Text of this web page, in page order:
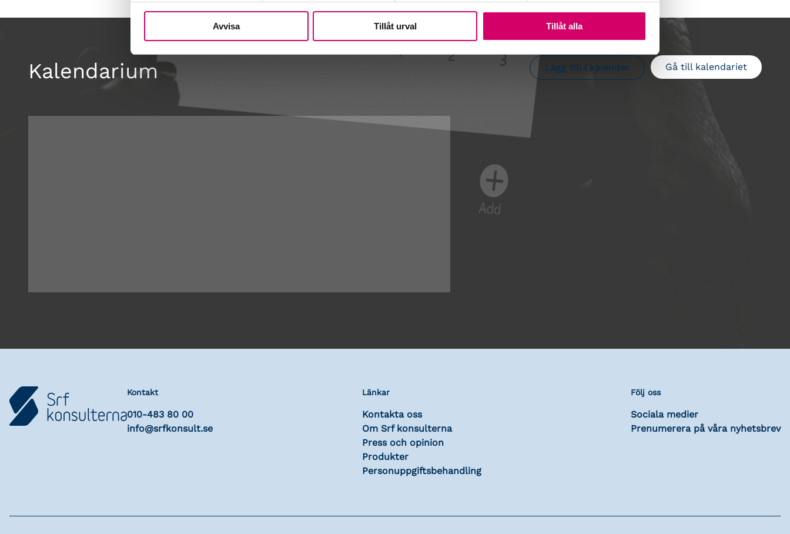
Avvisa Tillåt urval Tillåt alla
Kalendarium Gå till kalendariet
Lägg till i kalender
Kontakt
010-483 80 00
info@srfkonsult.se
Länkar
Kontakta oss
Om Srf konsulterna
Press och opinion
Produkter
Personuppgiftsbehandling
Följ oss
Sociala medier
Prenumerera på våra nyhetsbrev